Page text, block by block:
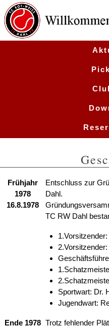
Frühjahr
1978
16.8.1978
Entschluss zur
Dahl.
TC RW Dahl
Sportwart: Dr.
Jugendwart:
Ende 1978 Trotz fehlender